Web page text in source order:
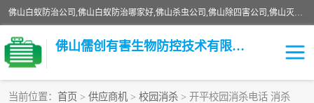
佛山白蚁防治公司,佛山白蚁防治哪家好,佛山杀虫公司,佛山除四害公司,佛山灭白蚁公司,佛山白蚁防治佛山儒创有害生物防治有限公司是一家佛山杀虫公司、佛山除四害公司、佛山灭白蚁公司、佛山白蚁防治公司，让您远离虫害困扰。要问佛山白蚁防治哪家好？佛山儒创有害生物防治有限公司全佛山、广州，正规公司，上门勘查，可靠，售后有保障。
佛山儒创有害生物防控技术有限公司
当前位置： 首页 > 供应商机 > 校园消杀 > 开平校园消杀电话 消杀